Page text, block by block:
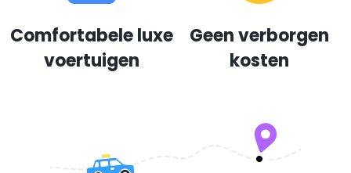
Comfortabele luxe
voertuigen
Geen verborgen
kosten